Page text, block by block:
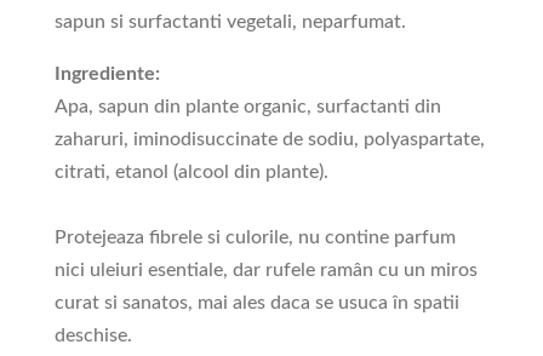
sapun si surfactanti vegetali, neparfumat.
Ingrediente:
Apa, sapun din plante organic, surfactanti din
zaharuri, iminodisuccinate de sodiu, polyaspartate,
citrati, etanol (alcool din plante).
Protejeaza fibrele si culorile, nu contine parfum
nici uleiuri esentiale, dar rufele ramân cu un miros
curat si sanatos, mai ales daca se usuca în spatii
deschise.